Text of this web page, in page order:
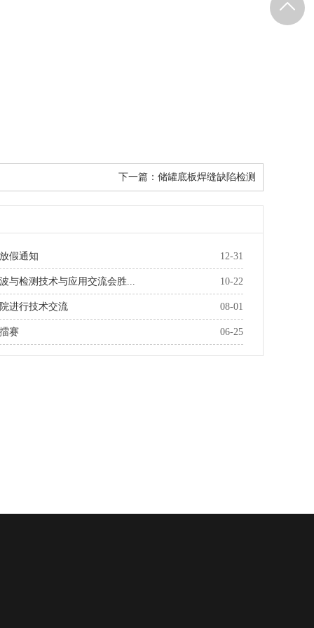
下一篇： 储罐底板焊缝缺陷检测
12-31
假通知
10-22
与检测技术与应用交流会胜...
08-01
进行技术交流
06-25
赛